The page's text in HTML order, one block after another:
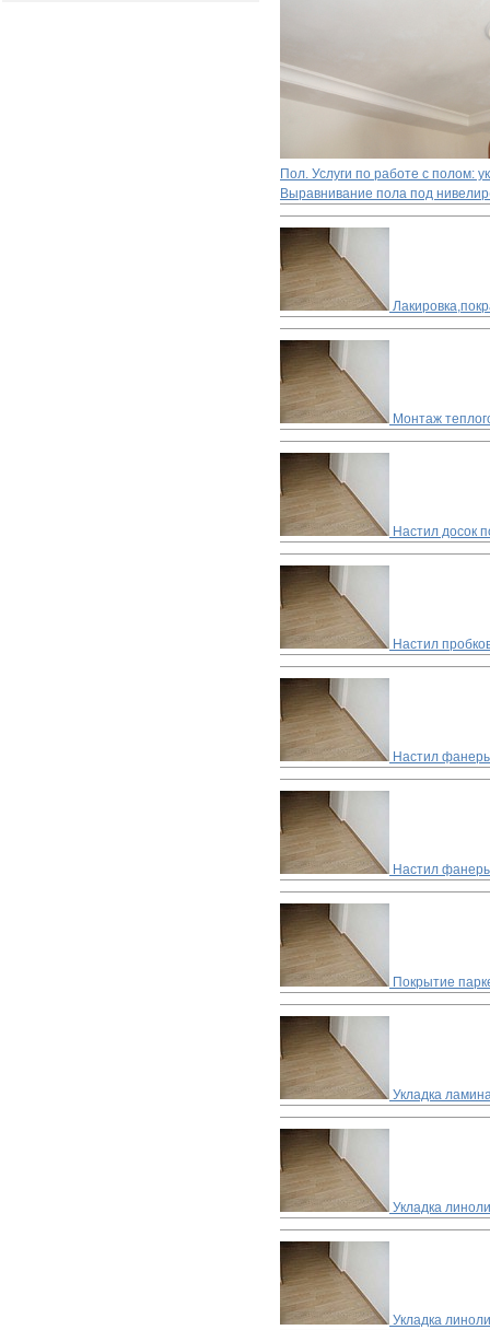
Пол. Услуги по работе с полом:
Выравнивание пола под
Монтаж
Настил досок
Настил
Настил
Настил
Покрытие
Укладка
Укладка
Укладка